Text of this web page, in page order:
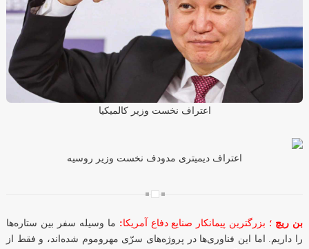
اعتراف نخست وزیر کالمیکیا
اعتراف دیمیتری مدودف نخست وزیر روسیه
بن ریچ ؛ بزرگترین پیمانکار صنایع دفاع آمریکا: ما وسیله سفر بین ستاره‌ها
را داریم. اما این فناوری‌ها در پروژه‌های سرّی مهروموم شده‌اند، و فقط از